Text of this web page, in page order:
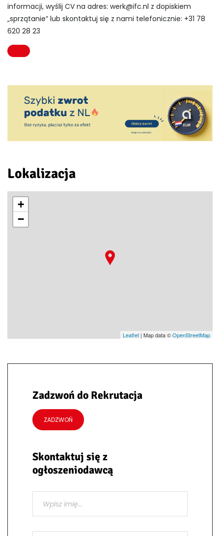
informacji, wyślij CV na adres: werk@ifc.nl z dopiskiem
„sprzątanie” lub skontaktuj się z nami telefonicznie: +31 78
620 28 23
Lokalizacja
+
−
Leaflet | Map data ©OpenStreetMap
Zadzwoń do Rekrutacja
ZADZWOŃ
Skontaktuj się z
ogłoszeniodawcą